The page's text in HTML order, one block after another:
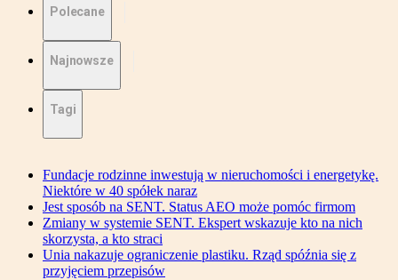
Polecane
Najnowsze
Tagi
Fundacje rodzinne inwestują w nieruchomości i energetykę.
Niektóre w 40 spółek naraz
Jest sposób na SENT. Status AEO może pomóc firmom
Zmiany w systemie SENT. Ekspert wskazuje kto na nich
skorzysta, a kto straci
Unia nakazuje ograniczenie plastiku. Rząd spóźnia się z
przyjęciem przepisów